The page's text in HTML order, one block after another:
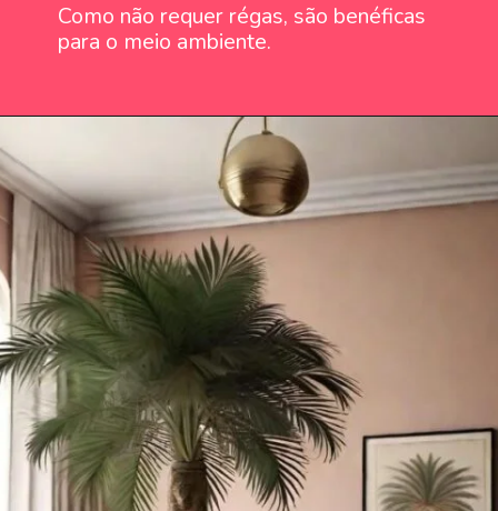
Como não requer régas, são benéficas
para o meio ambiente.